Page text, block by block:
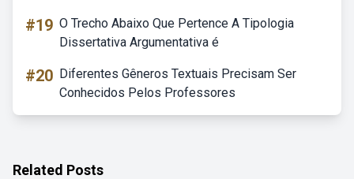
#19 O Trecho Abaixo Que Pertence A Tipologia
Dissertativa Argumentativa é
#20 Diferentes Gêneros Textuais Precisam Ser
Conhecidos Pelos Professores
Related Posts